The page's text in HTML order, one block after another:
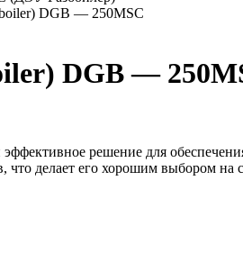
DGB — 250MSC
DGB —
решение для
что делает его хорошим выбором